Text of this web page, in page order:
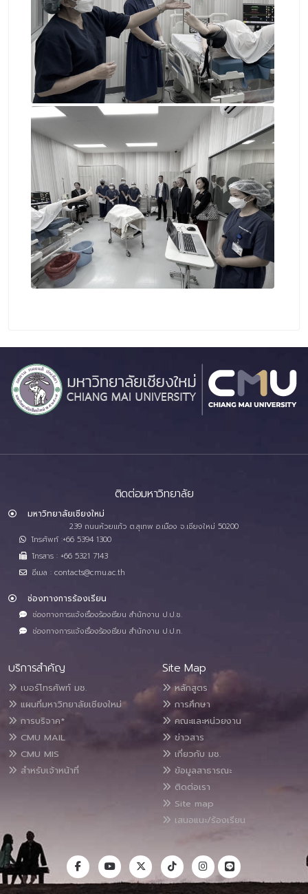
ติดต่อมหาวิทยาลัย
มหาวิทยาลัยเชียงใหม่
239 ถนนห้วยแก้ว ต.สุเทพ อ.เมือง จ.เชียงใหม่ 50200
โทรศัพท์ :+66 5394 1300
โทรสาร : +66 5321 7143
อีเมล : contacts@cmu.ac.th
ช่องทางการร้องเรียน
ช่องทางการแจ้งเรื่องร้องเรียน สำนักงาน ป.ป.ช.
ช่องทางการแจ้งเรื่องร้องเรียน สำนักงาน ป.ป.ท.
บริการสำคัญ
เบอร์โทรศัพท์ มช.
แผนที่มหาวิทยาลัยเชียงใหม่
การบริจาค*
CMU MAIL
CMU MIS
สำหรับเจ้าหน้าที่
Site Map
หลักสูตร
การศึกษา
คณะและหน่วยงาน
ข่าวสาร
เกี่ยวกับ มช.
ข้อมูลสาธารณะ
ติดต่อเรา
Site map
เสนอแนะ/ร้องเรียน